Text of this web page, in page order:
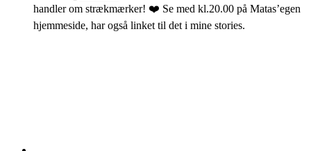
handler om strækmærker! ❤️ Se med kl.20.00 på Matas’egen
hjemmeside, har også linket til det i mine stories.